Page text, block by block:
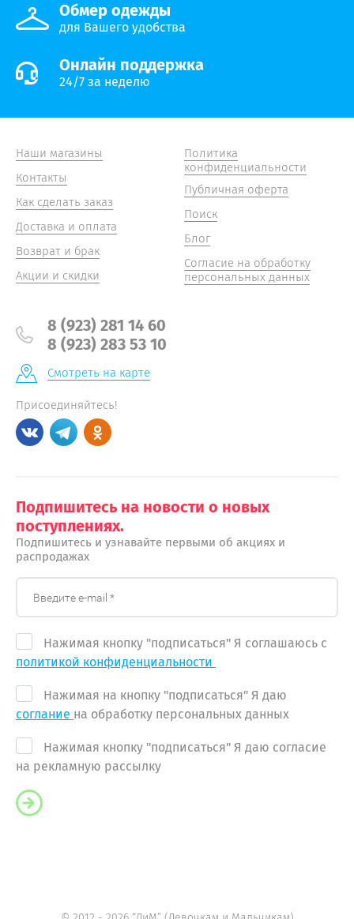
Обмер одежды
для Вашего удобства
Онлайн поддержка
24/7 за неделю
Наши магазины
Контакты
Как сделать заказ
Доставка и оплата
Возврат и брак
Акции и скидки
Политика
конфиденциальности
Публичная оферта
Поиск
Блог
Согласие на обработку
персональных данных
8 (923) 281 14 60
8 (923) 283 53 10
Смотреть на карте
Присоединяйтесь!
Подпишитесь на новости о новых
поступлениях.
Подпишитесь и узнавайте первыми об акциях и
распродажах
Нажимая кнопку "подписаться" Я соглашаюсь с
политикой конфиденциальности
Нажимая на кнопку "подписаться" Я даю
соглание на обработку персональных данных
Нажимая кнопку "подписаться" Я даю согласие
на рекламную рассылку